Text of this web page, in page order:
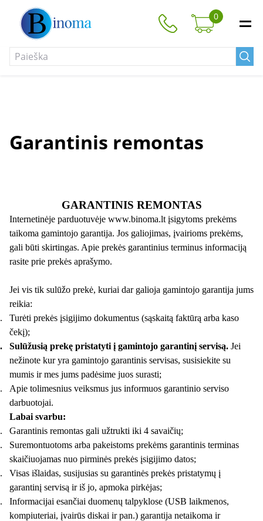
0
Garantinis remontas
GARANTINIS REMONTAS
Internetinėje parduotuvėje www.binoma.lt įsigytoms prekėms
taikoma gamintojo garantija. Jos galiojimas, įvairioms prekėms,
gali būti skirtingas. Apie prekės garantinius terminus informaciją
rasite prie prekės aprašymo.
Jei vis tik sulūžo prekė, kuriai dar galioja gamintojo garantija jums
reikia:
Turėti prekės įsigijimo dokumentus (sąskaitą faktūrą arba kaso
čekį);
Sulūžusią prekę pristatyti į gamintojo garantinį servisą. Jei
nežinote kur yra gamintojo garantinis servisas, susisiekite su
mumis ir mes jums padėsime juos surasti;
Apie tolimesnius veiksmus jus informuos garantinio serviso
darbuotojai.
Labai svarbu:
Garantinis remontas gali užtrukti iki 4 savaičių;
Suremontuotoms arba pakeistoms prekėms garantinis terminas
skaičiuojamas nuo pirminės prekės įsigijimo datos;
Visas išlaidas, susijusias su garantinės prekės pristatymų į
garantinį servisą ir iš jo, apmoka pirkėjas;
Informacijai esančiai duomenų talpyklose (USB laikmenos,
kompiuteriai, įvairūs diskai ir pan.) garantija netaikoma ir